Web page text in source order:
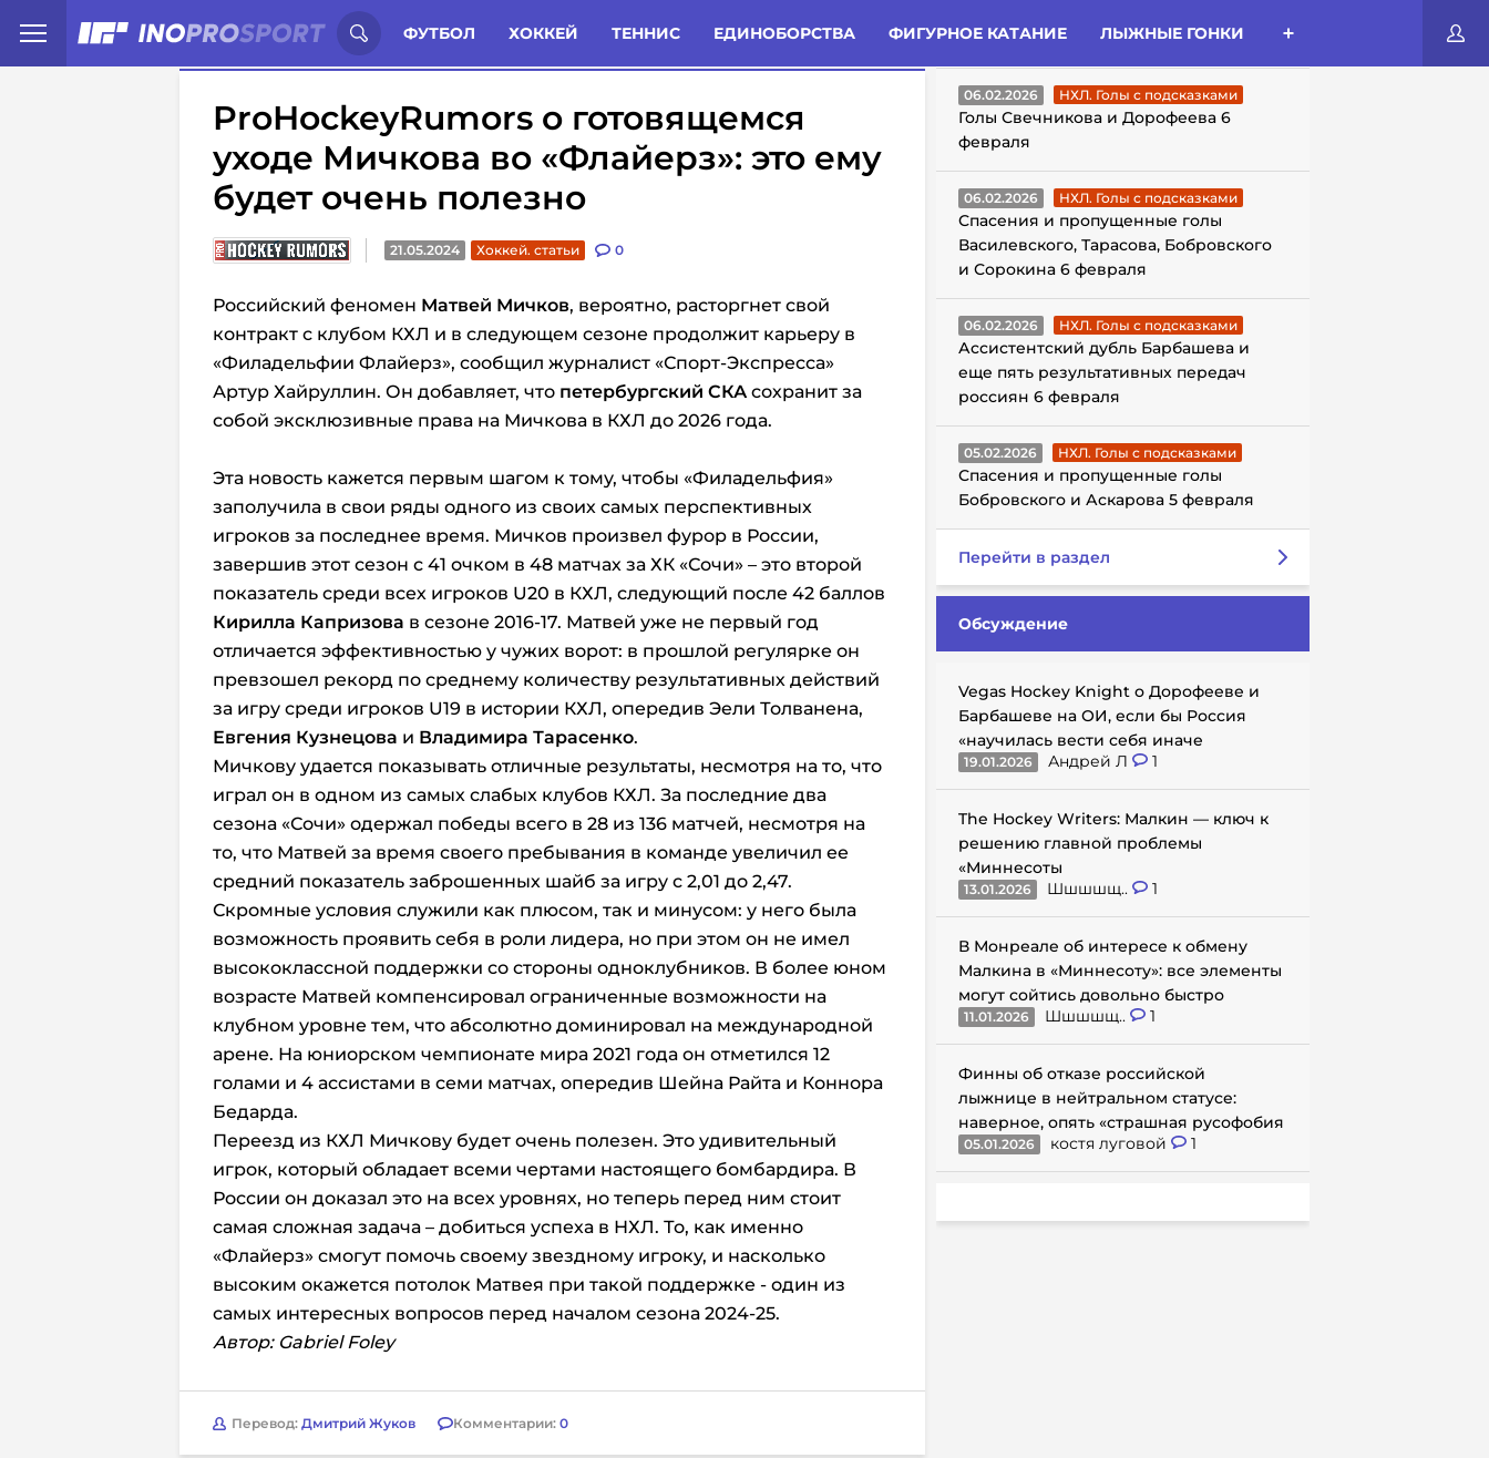
ФУТБОЛ ХОККЕЙ ТЕННИС ЕДИНОБОРСТВА ФИГУРНОЕ КАТАНИЕ ЛЫЖНЫЕ ГОНКИ
Иностранцы о спорте России: Статьи Комменты Новости
ProHockeyRumors о готовящемся
уходе Мичкова во «Флайерз»: это ему
будет очень полезно
21.05.2024 Хоккей. статьи 0
Российский феномен Матвей Мичков, вероятно, расторгнет свой
контракт с клубом КХЛ и в следующем сезоне продолжит карьеру в
«Филадельфии Флайерз», сообщил журналист «Спорт-Экспресса»
Артур Хайруллин. Он добавляет, что петербургский СКА сохранит за
собой эксклюзивные права на Мичкова в КХЛ до 2026 года.
Эта новость кажется первым шагом к тому, чтобы «Филадельфия»
заполучила в свои ряды одного из своих самых перспективных
игроков за последнее время. Мичков произвел фурор в России,
завершив этот сезон с 41 очком в 48 матчах за ХК «Сочи» – это второй
показатель среди всех игроков U20 в КХЛ, следующий после 42 баллов
Кирилла Капризова в сезоне 2016-17. Матвей уже не первый год
отличается эффективностью у чужих ворот: в прошлой регулярке он
превзошел рекорд по среднему количеству результативных действий
за игру среди игроков U19 в истории КХЛ, опередив Эели Толванена,
Евгения Кузнецова и Владимира Тарасенко.
Мичкову удается показывать отличные результаты, несмотря на то, что
играл он в одном из самых слабых клубов КХЛ. За последние два
сезона «Сочи» одержал победы всего в 28 из 136 матчей, несмотря на
то, что Матвей за время своего пребывания в команде увеличил ее
средний показатель заброшенных шайб за игру с 2,01 до 2,47.
Скромные условия служили как плюсом, так и минусом: у него была
возможность проявить себя в роли лидера, но при этом он не имел
высококлассной поддержки со стороны одноклубников. В более юном
возрасте Матвей компенсировал ограниченные возможности на
клубном уровне тем, что абсолютно доминировал на международной
арене. На юниорском чемпионате мира 2021 года он отметился 12
голами и 4 ассистами в семи матчах, опередив Шейна Райта и Коннора
Бедарда.
Переезд из КХЛ Мичкову будет очень полезен. Это удивительный
игрок, который обладает всеми чертами настоящего бомбардира. В
России он доказал это на всех уровнях, но теперь перед ним стоит
самая сложная задача – добиться успеха в НХЛ. То, как именно
«Флайерз» смогут помочь своему звездному игроку, и насколько
высоким окажется потолок Матвея при такой поддержке - один из
самых интересных вопросов перед началом сезона 2024-25.
Автор: Gabriel Foley
Перевод: Дмитрий Жуков Комментарии: 0
ГОЛЫ С ПОДСКАЗКАМИ
06.02.2026 НХЛ. Голы с подсказками
Голы Свечникова и Дорофеева 6
февраля
06.02.2026 НХЛ. Голы с подсказками
Спасения и пропущенные голы
Василевского, Тарасова, Бобровского
и Сорокина 6 февраля
06.02.2026 НХЛ. Голы с подсказками
Ассистентский дубль Барбашева и
еще пять результативных передач
россиян 6 февраля
05.02.2026 НХЛ. Голы с подсказками
Спасения и пропущенные голы
Бобровского и Аскарова 5 февраля
Перейти в раздел
Обсуждение
Vegas Hockey Knight о Дорофееве и
Барбашеве на ОИ, если бы Россия
«научилась вести себя иначе
19.01.2026 Андрей Л 1
The Hockey Writers: Малкин — ключ к
решению главной проблемы
«Миннесоты
13.01.2026 Шшшшщ.. 1
В Монреале об интересе к обмену
Малкина в «Миннесоту»: все элементы
могут сойтись довольно быстро
11.01.2026 Шшшшщ.. 1
Финны об отказе российской
лыжнице в нейтральном статусе:
наверное, опять «страшная русофобия
05.01.2026 костя луговой 1